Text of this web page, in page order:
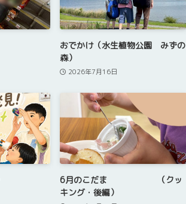
おでかけ（水生植物公園 みずの
森）
2026年7月16日
6月のこだま （クッ
キング・後編）